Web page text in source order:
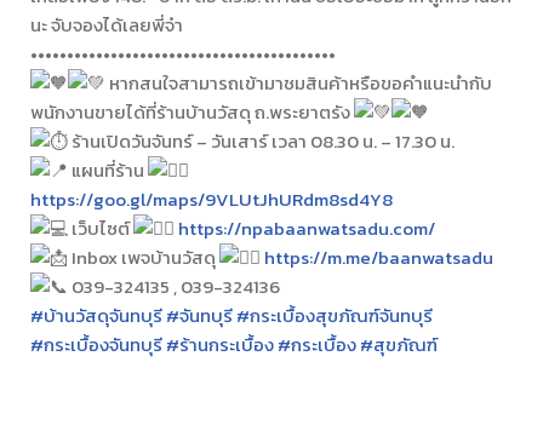
นะ จับจองได้เลยพี่จ๋า
••••••••••••••••••••••••••••••••••••••••••
หากสนใจสามารถเข้ามาชมสินค้าหรือขอคำแนะนำกับ
พนักงานขายได้ที่ร้านบ้านวัสดุ ถ.พระยาตรัง
ร้านเปิดวันจันทร์ – วันเสาร์ เวลา 08.30 น. – 17.30 น.
แผนที่ร้าน
https://goo.gl/maps/9VLUtJhURdm8sd4Y8
เว็บไซต์
https://npabaanwatsadu.com/
Inbox เพจบ้านวัสดุ
https://m.me/baanwatsadu
039-324135 , 039-324136
#บ้านวัสดุจันทบุรี#จันทบุรี#กระเบื้องสุขภัณฑ์จันทบุรี
#กระเบื้องจันทบุรี#ร้านกระเบื้อง#กระเบื้อง#สุขภัณฑ์